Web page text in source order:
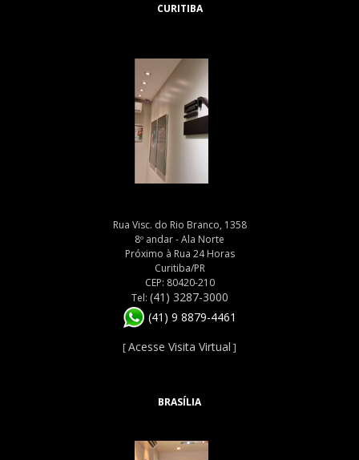
CURITIBA
Rua Visc. do Rio Branco, 1358
8º andar - Ala Norte
Próximo à Rua 24 Horas
Curitiba/PR
CEP: 80420-210
Tel: (41) 3287-3000
(41) 9 8879-4461
[Acesse Visita Virtual ]
BRASÍLIA